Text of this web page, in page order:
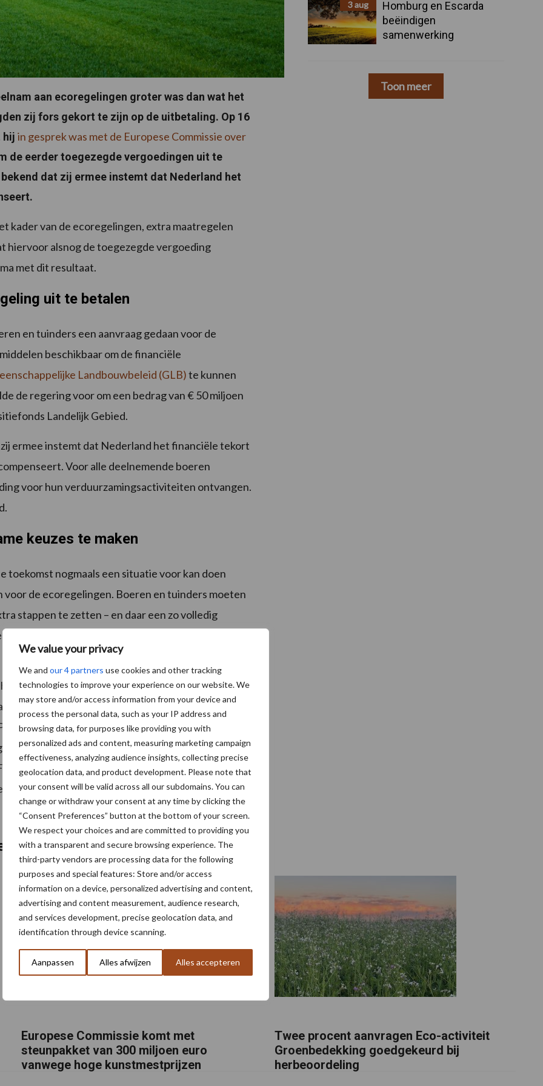
We value your privacy
We and our 4 partners use cookies and other tracking
technologies to improve your experience on our website. We
may store and/or access information from your device and
process the personal data, such as your IP address and
browsing data, for purposes like providing you with
personalized ads and content, measuring marketing campaign
effectiveness, analyzing audience insights, collecting precise
geolocation data, and product development. Please note that
your consent will be valid across all our subdomains. You can
change or withdraw your consent at any time by clicking the
“Consent Preferences” button at the bottom of your screen.
We respect your choices and are committed to providing you
with a transparent and secure browsing experience. The
third-party vendors are processing data for the following
purposes and special features: Store and/or access
information on a device, personalized advertising and content,
advertising and content measurement, audience research,
and services development, precise geolocation data, and
identification through device scanning.
Aanpassen Alles afwijzen Alles accepteren
aan ecoregelingen groter was dan wat het
zij fors gekort te zijn op de uitbetaling. Op 16
hij in gesprek was met de Europese Commissie over
de eerder toegezegde vergoedingen uit te
dat zij ermee instemt dat Nederland het
kader van de ecoregelingen, extra maatregelen
hiervoor alsnog de toegezegde vergoeding
met dit resultaat.
uit te betalen
en tuinders een aanvraag gedaan voor de
beschikbaar om de financiële
Landbouwbeleid (GLB)te kunnen
de regering voor om een bedrag van € 50 miljoen
Landelijk Gebied.
ermee instemt dat Nederland het financiële tekort
Voor alle deelnemende boeren
voor hun verduurzamingsactiviteiten ontvangen.
keuzes te maken
toekomst nogmaals een situatie voor kan doen
de ecoregelingen. Boeren en tuinders moeten
stappen te zetten – en daar een zo volledig
dat de toekomstige deelnamebereidheid
een tekort op het GLB-budget in de toekomst kan
duidelijkheid zijn; vanaf die datum kunnen agrariërs
is dat gistermiddag in de Tweede Kamer –
2024 – een amendement is aangenomen dat was
waarmee ook alvast een bedrag van € 50 miljoen
over 2024.
3 aug
Homburg en Escarda
beëindigen
samenwerking
Toon meer
landbouwbeleid (glb)
Europese Commissie komt met
steunpakket van 300 miljoen euro
vanwege hoge kunstmestprijzen
Twee procent aanvragen Eco-activiteit
Groenbedekking goedgekeurd bij
herbeoordeling